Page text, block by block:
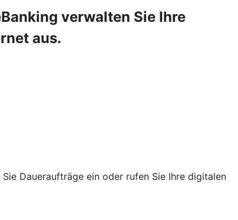
verwalten Sie Ihre
aus.
Daueraufträge ein oder rufen Sie Ihre digitalen